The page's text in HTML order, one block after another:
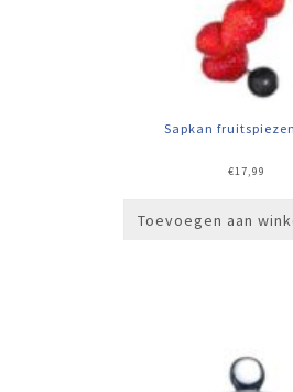
Sapkan
€17,99
Toevoegen aan